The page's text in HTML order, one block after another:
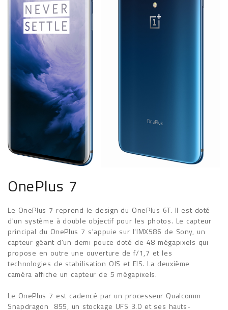
OnePlus 7
Le OnePlus 7 reprend le design du OnePlus 6T. Il est doté
d'un système à double objectif pour les photos. Le capteur
principal du OnePlus 7 s'appuie sur l'IMX586 de Sony, un
capteur géant d'un demi pouce doté de 48 mégapixels qui
propose en outre une ouverture de f/1,7 et les
technologies de stabilisation OIS et EIS. La deuxième
caméra affiche un capteur de 5 mégapixels.
Le OnePlus 7 est cadencé par un processeur Qualcomm
Snapdragon 855, un stockage UFS 3.0 et ses hauts-